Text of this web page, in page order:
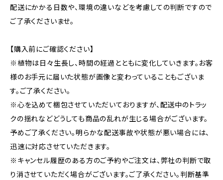
配送にかかる日数や、環境の違いなどを考慮しての判断ですので
ご了承くださいませ。
【購入前にご確認ください】
※植物は日々生長し、時間の経過とともに変化していきます。お客
様のお手元に届いた状態が画像と変わっていることもございま
す。ご了承ください。
※心を込めて梱包させていただいておりますが、配送中のトラッ
クの揺れなどどうしても商品の乱れが生じる場合がございます。
予めご了承ください。明らかな配送事故や状態が悪い場合には、
迅速に対応させていただきます。
※キャンセル履歴のある方のご予約やご注文は、弊社の判断で取
り消させていただく場合がございます。ご了承ください。判断基準